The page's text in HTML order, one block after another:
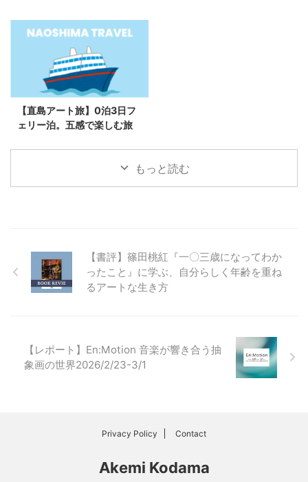
【直島アート旅】0泊3日フ
ェリー泊。五感で楽しむ旅
もっと読む
【書評】篠田桃紅『一〇三歳になってわか
ったこと』に学ぶ、自分らしく年齢を重ね
るアートな生き方
【レポート】En:Motion 音楽が響き合う抽
象画の世界2026/2/23-3/1
Privacy Policy Contact
Akemi Kodama